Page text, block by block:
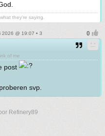
they're saying.
2026 @ 19:07 • 3
of me
post
svp.
Refinery89